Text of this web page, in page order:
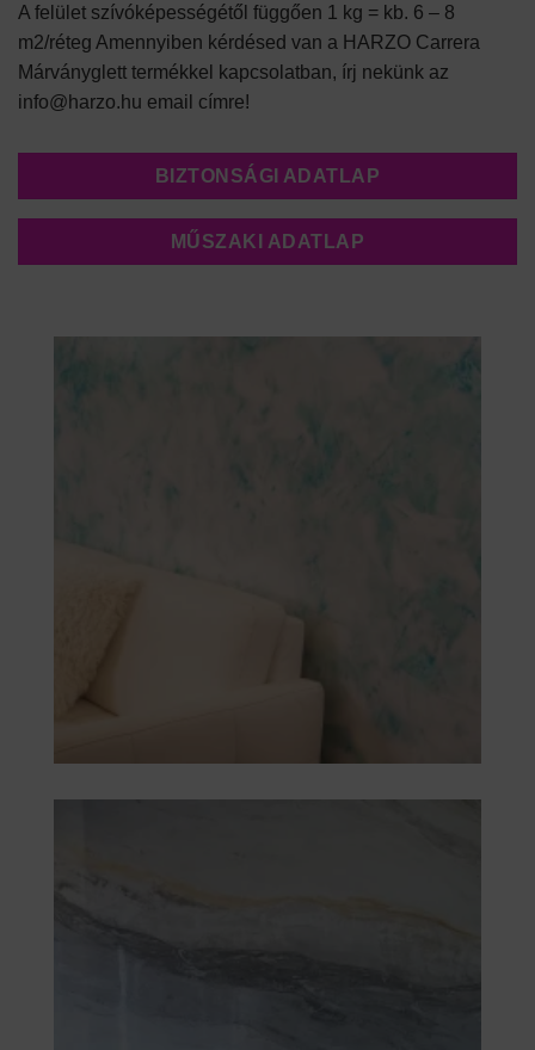
A felület szívóképességétől függően 1 kg = kb. 6 – 8
m2/réteg Amennyiben kérdésed van a HARZO Carrera
Márványglett termékkel kapcsolatban, írj nekünk az
info@harzo.hu email címre!
BIZTONSÁGI ADATLAP
MŰSZAKI ADATLAP